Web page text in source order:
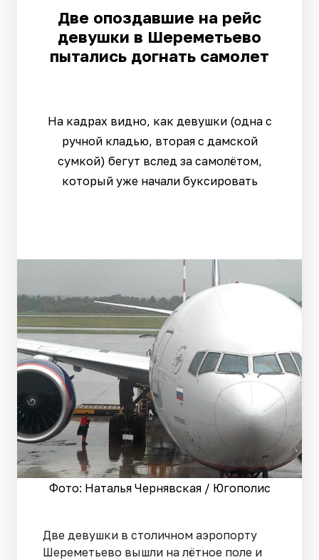
Две опоздавшие на рейс
девушки в Шереметьево
пытались догнать самолет
На кадрах видно, как девушки (одна с
ручной кладью, вторая с дамской
сумкой) бегут вслед за самолётом,
который уже начали буксировать
Фото: Наталья Чернявская / Югополис
Две девушки в столичном аэропорту
Шереметьево вышли на лётное поле и